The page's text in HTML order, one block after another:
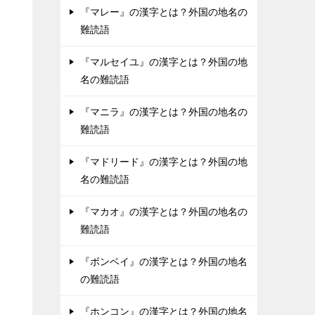
『マレー』の漢字とは？外国の地名の
難読語
『マルセイユ』の漢字とは？外国の地
名の難読語
『マニラ』の漢字とは？外国の地名の
難読語
『マドリード』の漢字とは？外国の地
名の難読語
『マカオ』の漢字とは？外国の地名の
難読語
『ボンベイ』の漢字とは？外国の地名
の難読語
『ホンコン』の漢字とは？外国の地名